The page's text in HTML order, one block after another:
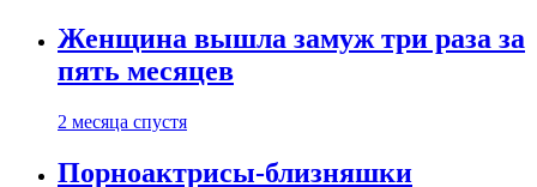
Женщина вышла замуж три раза за
пять месяцев
2 месяца спустя
Порноактрисы-близняшки